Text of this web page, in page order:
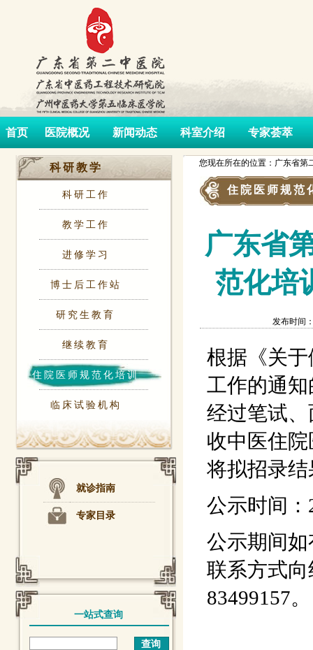
首页 医院概况 新闻动态 科室介绍 专家荟萃
科研教学
科研工作
教学工作
进修学习
博士后工作站
研究生教育
继续教育
住院医师规范化培训
临床试验机构
就诊指南
专家目录
一站式查询
您现在所在的位置：广东省第
住院医师规范
广东省
范化培
发布时间
根据《关
工作的通
经过笔试
收中医住
将拟招录
公示时间：
公示期间
联系方式
83499157。